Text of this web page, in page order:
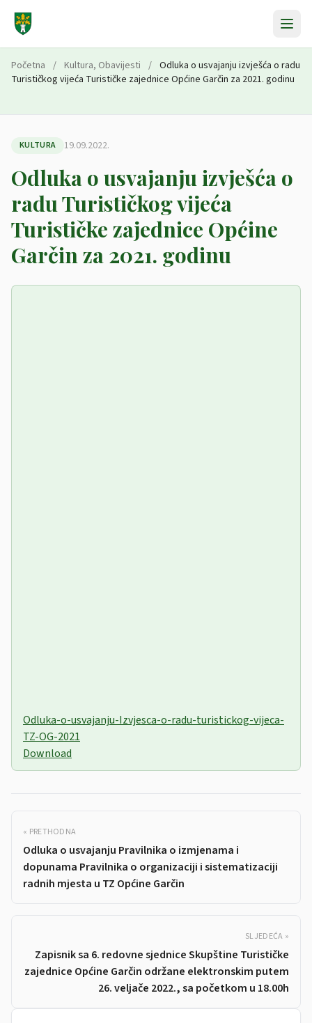
Početna / Kultura, Obavijesti / Odluka o usvajanju izvješća o radu
Turističkog vijeća Turističke zajednice Općine Garčin za 2021. godinu
KULTURA 19.09.2022.
Odluka o usvajanju izvješća o
radu Turističkog vijeća
Turističke zajednice Općine
Garčin za 2021. godinu
Odluka-o-usvajanju-Izvjesca-o-radu-turistickog-vijeca-
TZ-OG-2021
Download
« PRETHODNA
Odluka o usvajanju Pravilnika o izmjenama i
dopunama Pravilnika o organizaciji i sistematizaciji
radnih mjesta u TZ Općine Garčin
SLJEDEĆA »
Zapisnik sa 6. redovne sjednice Skupštine Turističke
zajednice Općine Garčin održane elektronskim putem
26. veljače 2022., sa početkom u 18.00h